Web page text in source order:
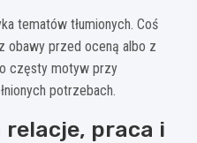
tematów tłumionych. Coś
obawy przed oceną albo z
częsty motyw przy
potrzebach.
relacje, praca i